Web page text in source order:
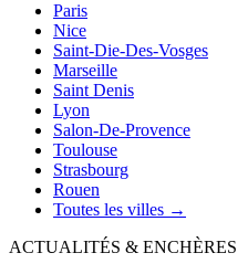
Paris
Nice
Saint-Die-Des-Vosges
Marseille
Saint Denis
Lyon
Salon-De-Provence
Toulouse
Strasbourg
Rouen
Toutes les villes →
ACTUALITÉS & ENCHÈRES